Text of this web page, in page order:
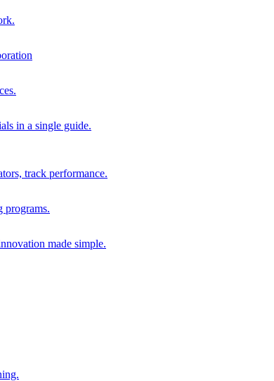
in a single guide.
track performance.
programs.
made simple.